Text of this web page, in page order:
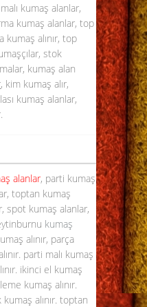
kumaş alanlar,
kumaş alanlar, top
kumaş alınır, top
stok
kumaş alan
, kim kumaş alır,
kumaş alanlar,
alanlar, parti kumaş
toptan kumaş
spot kumaş alanlar,
kumaş
alınır, parça
parti malı kumaş
ikinci el kumaş
kumaş alınır.
kumaş alınır. toptan